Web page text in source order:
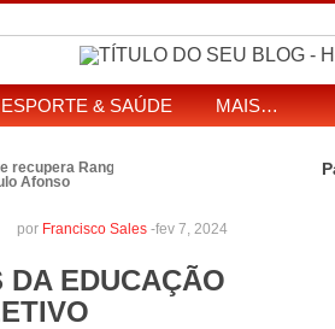
ESPORTE & SAÚDE MAIS…
recupera Range Rover com restrição por
Afonso
fev 7, 2024
por Francisco Sales -
DA EDUCAÇÃO